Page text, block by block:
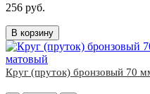
256 руб.
В корзину
Круг (пруток) бронзовый 70